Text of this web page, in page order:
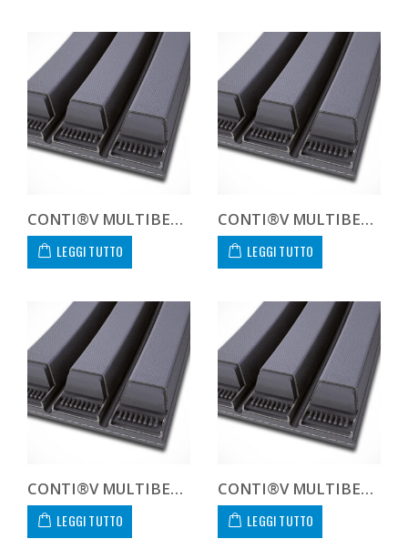
CONTI®V MULTIBELT 138V6731
LEGGI TUTTO
CONTI®V MULTIBELT 138V7112
LEGGI TUTTO
CONTI®V MULTIBELT 138V7620
LEGGI TUTTO
CONTI®V MULTIBELT 138V8001
LEGGI TUTTO